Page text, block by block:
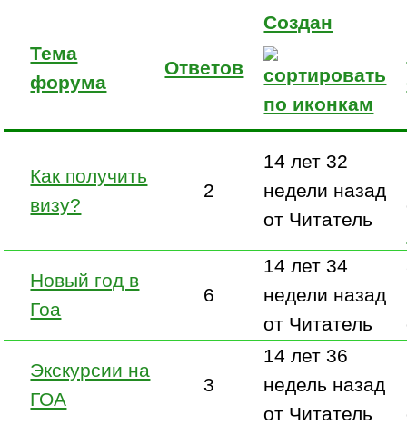
Тема
форума
Ответов
Создан
Как получить
визу?
2
14 лет 32
недели назад
от Читатель
Новый год в
Гоа
6
14 лет 34
недели назад
от Читатель
Экскурсии на
ГОА
3
14 лет 36
недель назад
от Читатель